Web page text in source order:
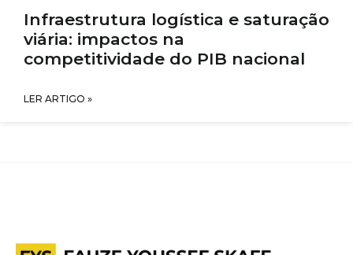
Infraestrutura logística e saturação
viária: impactos na
competitividade do PIB nacional
LER ARTIGO »